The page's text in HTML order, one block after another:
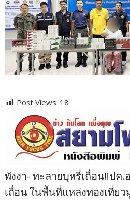
Post Views: 18
พังงา- ทะลายบุหรี่เถื่อน!!ปค
เถื่อน ในพื้นที่แหล่งท่องเที่ยว